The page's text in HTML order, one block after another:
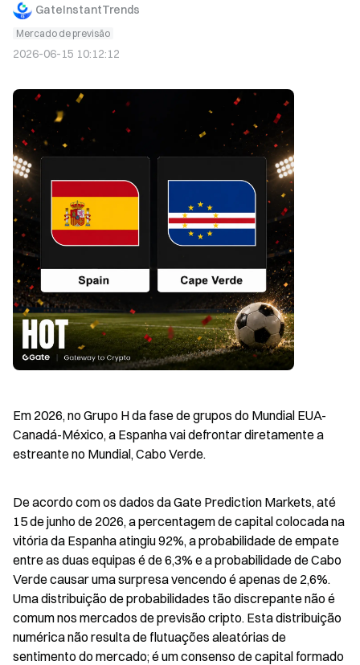
GateInstantTrends
Mercado de previsão
2026-06-15 10:12:12
Em 2026, no Grupo H da fase de grupos do Mundial EUA-
Canadá-México, a Espanha vai defrontar diretamente a
estreante no Mundial, Cabo Verde.
De acordo com os dados da Gate Prediction Markets, até
15 de junho de 2026, a percentagem de capital colocada na
vitória da Espanha atingiu 92%, a probabilidade de empate
entre as duas equipas é de 6,3% e a probabilidade de Cabo
Verde causar uma surpresa vencendo é apenas de 2,6%.
Uma distribuição de probabilidades tão discrepante não é
comum nos mercados de previsão cripto. Esta distribuição
numérica não resulta de flutuações aleatórias de
sentimento do mercado; é um consenso de capital formado